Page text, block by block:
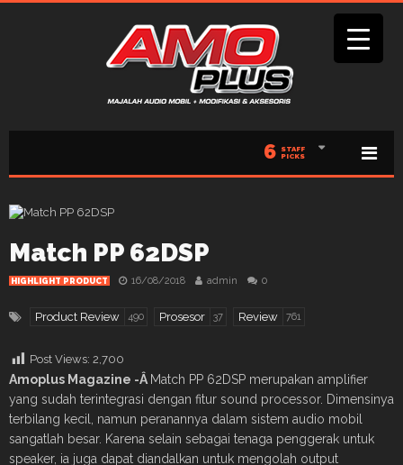
6 STAFF
PICKS
Match PP 62DSP
HIGHLIGHT PRODUCT 16/08/2018 admin 0
Product Review 490 Prosesor 37 Review 761
Post Views: 2,700
Amoplus Magazine -Â Match PP 62DSP merupakan amplifier
yang sudah terintegrasi dengan fitur sound processor. Dimensinya
terbilang kecil, namun peranannya dalam sistem audio mobil
sangatlah besar. Karena selain sebagai tenaga penggerak untuk
speaker, ia juga dapat diandalkan untuk mengolah output